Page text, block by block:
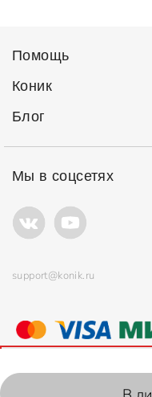
Помощь
Коник
Блог
Мы в соцсетях
support@konik.ru